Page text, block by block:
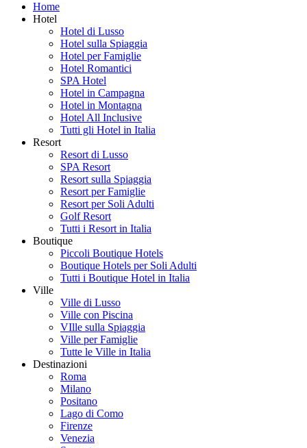
Home
Hotel
Hotel di Lusso
Hotel sulla Spiaggia
Hotel per Famiglie
Hotel Romantici
SPA Hotel
Hotel in Campagna
Hotel in Montagna
Hotel All Inclusive
Tutti gli Hotel in Italia
Resort
Resort di Lusso
SPA Resort
Resort sulla Spiaggia
Resort per Famiglie
Resort per Soli Adulti
Golf Resort
Tutti i Resort in Italia
Boutique
Piccoli Boutique Hotels
Boutique Hotels per Soli Adulti
Tutti i Boutique Hotel in Italia
Ville
Ville di Lusso
Ville con Piscina
VIlle sulla Spiaggia
Ville per Famiglie
Tutte le Ville in Italia
Destinazioni
Roma
Milano
Positano
Lago di Como
Firenze
Venezia